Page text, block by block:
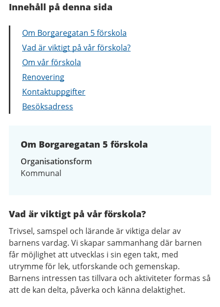
Innehåll på denna sida
Om Borgaregatan 5 förskola
Vad är viktigt på vår förskola?
Om vår förskola
Renovering
Kontaktuppgifter
Besöksadress
Om Borgaregatan 5 förskola
Organisationsform
Kommunal
Vad är viktigt på vår förskola?
Trivsel, samspel och lärande är viktiga delar av
barnens vardag. Vi skapar sammanhang där barnen
får möjlighet att utvecklas i sin egen takt, med
utrymme för lek, utforskande och gemenskap.
Barnens intressen tas tillvara och aktiviteter formas så
att de kan delta, påverka och känna delaktighet.